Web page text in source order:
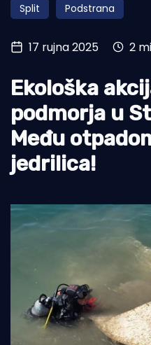
Turizam i nautika
Pomorstvo
Ekologija
Tradicija i kultura
Split Podstrana
17 rujna 2025 2
Ekološka
podmorja u
Među
jedrilica!